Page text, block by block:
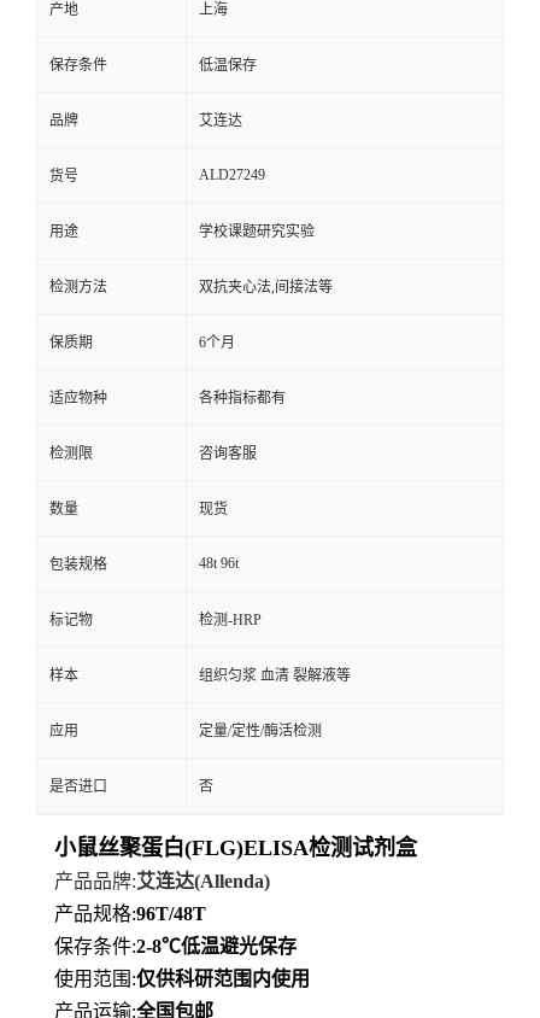
产地 上海
保存条件 低温保存
品牌 艾连达
货号 ALD27249
用途 学校课题研究实验
检测方法 双抗夹心法,间接法等
保质期 6个月
适应物种 各种指标都有
检测限 咨询客服
数量 现货
包装规格 48t 96t
标记物 检测-HRP
样本 组织匀浆 血清 裂解液等
应用 定量/定性/酶活检测
是否进口 否
小鼠丝聚蛋白(FLG)ELISA检测试剂盒
产品品牌:艾连达(Allenda)
产品规格:96T/48T
保存条件:2-8℃低温避光保存
使用范围 :仅供科研范围内使用
产品运输:全国包邮